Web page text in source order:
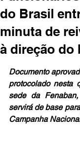
do Brasil
minuta de
à direção do
Documento
protocolado nesta
sede da
servirá de base
Campanha